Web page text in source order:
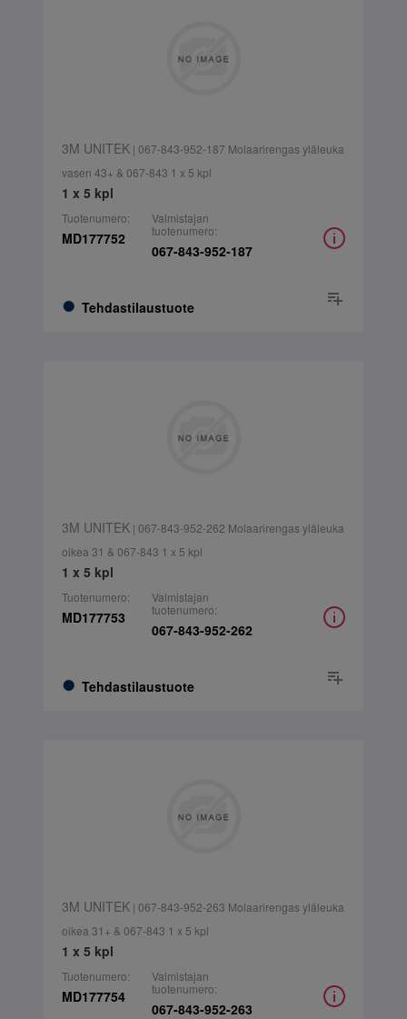
3M UNITEK| 067-843-952-187 Molaarirengas yläleuka
vasen 43+ & 067-843 1 x 5 kpl
1 x 5 kpl
Tuotenumero:
MD177752
Tehdastilaustuote
Valmistajan
tuotenumero:
067-843-952-187
3M UNITEK| 067-843-952-262 Molaarirengas yläleuka
oikea 31 & 067-843 1 x 5 kpl
1 x 5 kpl
Tuotenumero:
MD177753
Tehdastilaustuote
Valmistajan
tuotenumero:
067-843-952-262
3M UNITEK| 067-843-952-263 Molaarirengas yläleuka
oikea 31+ & 067-843 1 x 5 kpl
1 x 5 kpl
Tuotenumero:
MD177754
Valmistajan
tuotenumero:
067-843-952-263